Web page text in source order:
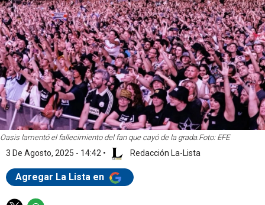
Oasis lamentó el fallecimiento del fan que cayó de la grada.Foto: EFE
3 De Agosto, 2025 - 14:42 • Redacción La-Lista
Agregar La Lista en